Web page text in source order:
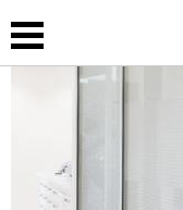
Accueil
Emploi